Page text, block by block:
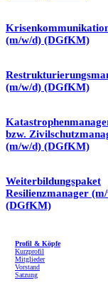
(m/w/d) (DGfKM)
(m/w/d) (DGfKM)
bzw.
(m/w/d) (DGfKM)
Weiterbildungspaket
Resilienzmanager
(DGfKM)
Profil & Köpfe
Kurzprofil
Mitglieder
Vorstand
Satzung